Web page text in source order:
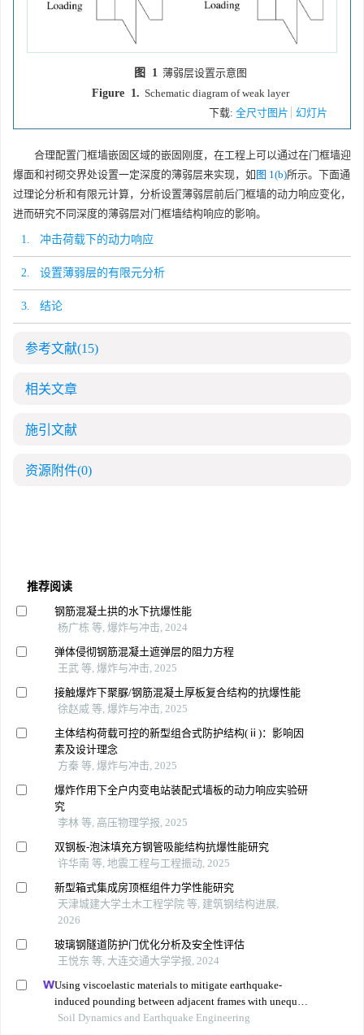
图 1 薄弱层设置示意图
Figure 1. Schematic diagram of weak layer
下载: 全尺寸图片 幻灯片
合理配置门框墙嵌固区域的嵌固刚度，在工程上可以通过在门框墙迎
爆面和衬砌交界处设置一定深度的薄弱层来实现，如图 1(b)所示。下面通
过理论分析和有限元计算，分析设置薄弱层前后门框墙的动力响应变化，
进而研究不同深度的薄弱层对门框墙结构响应的影响。
1. 冲击荷载下的动力响应
2. 设置薄弱层的有限元分析
3. 结论
参考文献(15)
相关文章
施引文献
资源附件(0)
推荐阅读
钢筋混凝土拱的水下抗爆性能
杨广栋 等, 爆炸与冲击, 2024
弹体侵彻钢筋混凝土遮弹层的阻力方程
王武 等, 爆炸与冲击, 2025
接触爆炸下聚脲/钢筋混凝土厚板复合结构的抗爆性能
徐赵威 等, 爆炸与冲击, 2025
主体结构荷载可控的新型组合式防护结构(ⅱ)：影响因
素及设计理念
方秦 等, 爆炸与冲击, 2025
爆炸作用下全户内变电站装配式墙板的动力响应实验研
究
李林 等, 高压物理学报, 2025
双钢板-泡沫填充方钢管吸能结构抗爆性能研究
许华南 等, 地震工程与工程振动, 2025
新型箱式集成房顶框组件力学性能研究
天津城建大学土木工程学院 等, 建筑钢结构进展,
2026
玻璃钢隧道防护门优化分析及安全性评估
王悦东 等, 大连交通大学学报, 2024
Using viscoelastic materials to mitigate earthquake-
induced pounding between adjacent frames with unequal
height considering soil-structure interactions
Soil Dynamics and Earthquake Engineering